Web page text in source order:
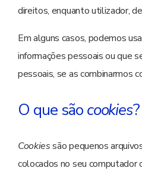
direitos, enquanto utilizador,
Em alguns casos, podemos
informações pessoais ou que
pessoais, se as combinarmos
O que são cookies?
Cookiessão pequenos
colocados no seu computador